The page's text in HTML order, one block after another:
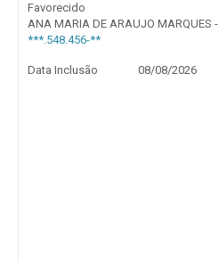
Favorecido
ANA MARIA DE ARAUJO MARQUES -
***.548.456-**
Data Inclusão 08/08/2026